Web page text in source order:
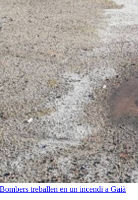
treballen en un incendi a Gaià